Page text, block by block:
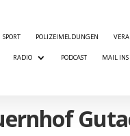
SPORT POLIZEIMELDUNGEN
RADIO PODCAST MAIL INS